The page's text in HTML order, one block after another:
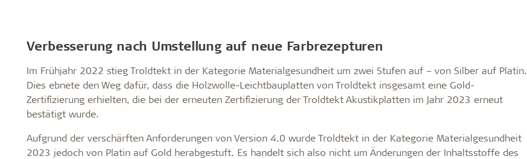
Verbesserung nach Umstellung auf neue Farbrezepturen
Im Frühjahr 2022 stieg Troldtekt in der Kategorie Materialgesundheit um zwei Stufen auf – von Silber auf Platin.
Dies ebnete den Weg dafür, dass die Holzwolle-Leichtbauplatten von Troldtekt insgesamt eine Gold-
Zertifizierung erhielten, die bei der erneuten Zertifizierung der Troldtekt Akustikplatten im Jahr 2023 erneut
bestätigt wurde.
Aufgrund der verschärften Anforderungen von Version 4.0 wurde Troldtekt in der Kategorie Materialgesundheit
2023 jedoch von Platin auf Gold herabgestuft. Es handelt sich also nicht um Änderungen der Inhaltsstoffe des